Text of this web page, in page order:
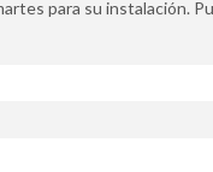
para su instalación.